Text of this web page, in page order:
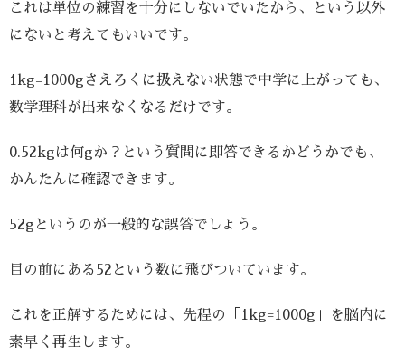
これは単位の練習を十分にしないでいたから、という以外
にないと考えてもいいです。
1kg=1000gさえろくに扱えない状態で中学に上がっても、
数学理科が出来なくなるだけです。
0.52kgは何gか？という質問に即答できるかどうかでも、
かんたんに確認できます。
52gというのが一般的な誤答でしょう。
目の前にある52という数に飛びついています。
これを正解するためには、先程の「1kg=1000g」を脳内に
素早く再生します。